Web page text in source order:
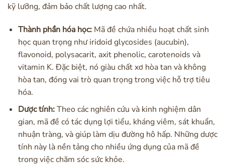
kỹ lưỡng, đảm bảo chất lượng cao nhất.
Thành phần hóa học:Mã đề chứa nhiều hoạt chất sinh
học quan trọng như iridoid glycosides (aucubin),
flavonoid, polysacarit, axit phenolic, carotenoids và
vitamin K. Đặc biệt, nó giàu chất xơ hòa tan và không
hòa tan, đóng vai trò quan trọng trong việc hỗ trợ tiêu
hóa.
Dược tính:Theo các nghiên cứu và kinh nghiệm dân
gian, mã đề có tác dụng lợi tiểu, kháng viêm, sát khuẩn,
nhuận tràng, và giúp làm dịu đường hô hấp. Những dược
tính này là nền tảng cho nhiều ứng dụng của mã đề
trong việc chăm sóc sức khỏe.